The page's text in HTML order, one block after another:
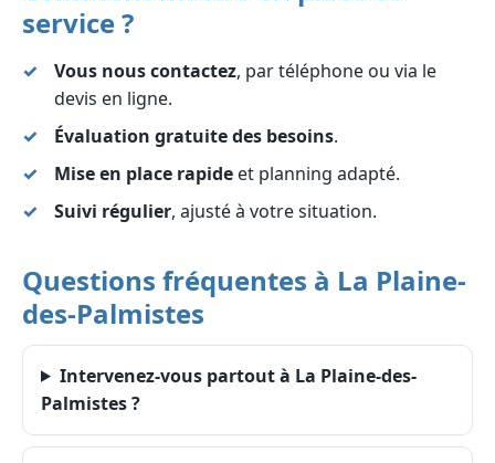
service ?
Vous nous contactez, par téléphone ou via le
devis en ligne.
Évaluation gratuite des besoins.
Mise en place rapideet planning adapté.
Suivi régulier, ajusté à votre situation.
Questions fréquentes à La Plaine-
des-Palmistes
Intervenez-vous partout à La Plaine-des-
Palmistes ?